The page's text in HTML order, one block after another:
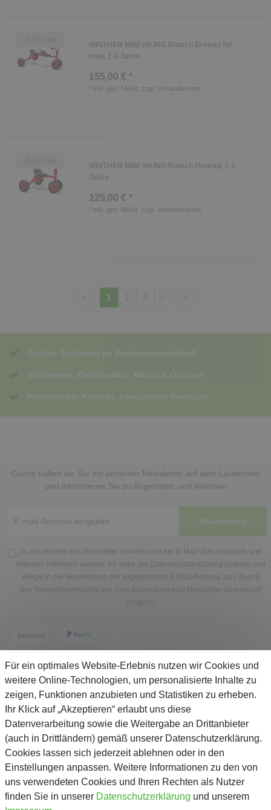
WINTHER MINI VIKING Rutsch Dreirad für
zwei, 1-3 Jahre
155,00 € *
* inkl. ges. MwSt. zzgl. Versandkosten
WINTHER MINI VIKING Rutsch Dreirad, 1-3
Jahre
125,00 € *
* inkl. ges. MwSt. zzgl. Versandkosten
1 2 3
Großes Sortiment an Kindergartenbedarf
Spielwaren, Bastelartikel, Möbel & Outdoor
Persönlicher Kontakt, kompetente Beratung
Gerne halten wir Sie mit unserem Newsletter auf dem Laufenden
und informieren Sie zu Angeboten und Aktionen
Abonnieren
Ja, ich möchte den Newsletter erhalten und per E-Mail über Angebote und
Aktionen informiert werden. Ich habe die Datenschutzerklärung gelesen und
willige in die Verarbeitung der angegebenen E-Mail-Adresse zum Zweck
des Newsletterversands ein. Eine Abmeldung vom Newsletter ist jederzeit
möglich.
Service
Unternehmen
Kontaktformular
Für ein optimales Website-Erlebnis nutzen wir Cookies und
weitere Online-Technologien, um personalisierte Inhalte zu
zeigen, Funktionen anzubieten und Statistiken zu erheben.
Ihr Klick auf „Akzeptieren“ erlaubt uns diese
Datenverarbeitung sowie die Weitergabe an Drittanbieter
(auch in Drittländern) gemäß unserer Datenschutzerklärung.
Cookies lassen sich jederzeit ablehnen oder in den
Einstellungen anpassen. Weitere Informationen zu den von
uns verwendeten Cookies und Ihren Rechten als Nutzer
finden Sie in unserer Daten­schutz­erklärung und unserem